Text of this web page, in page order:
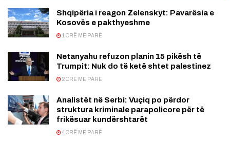
Shqipëria i reagon Zelenskyt: Pavarësia e
Kosovës e pakthyeshme
1 ORË MË PARË
Netanyahu refuzon planin 15 pikësh të
Trumpit: Nuk do të ketë shtet palestinez
2 ORË MË PARË
Analistët në Serbi: Vuçiq po përdor
struktura kriminale parapolicore për të
frikësuar kundërshtarët
4 ORË MË PARË